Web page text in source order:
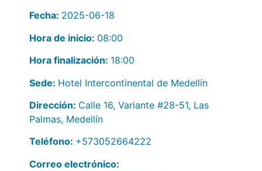
Fecha: 2025-06-18
Hora de inicio: 08:00
Hora finalización: 18:00
Sede: Hotel Intercontinental de Medellín
Dirección: Calle 16, Variante #28-51, Las
Palmas, Medellín
Teléfono: +573052664222
Correo electrónico: